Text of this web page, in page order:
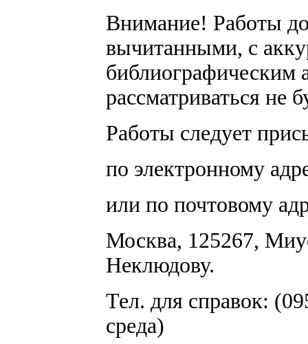
Внимание! Работы
вычитанными, с
библиографическим
рассматриваться не
Работы следует
по электронному
или по почтовому
Москва, 125267,
Неклюдову.
Тел. для справок:
среда)